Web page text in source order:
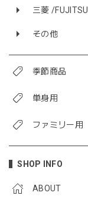
三菱 /FUJITSU
その他
季節商品
単身用
ファミリー用
SHOP INFO
ABOUT